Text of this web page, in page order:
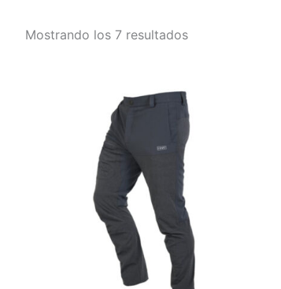
Mostrando los 7 resultados